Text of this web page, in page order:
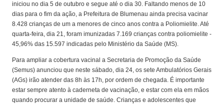
iniciou no dia 5 de outubro e segue até o dia 30. Faltando menos de 10
dias para o fim da ação, a Prefeitura de Blumenau ainda precisa vacinar
8.428 crianças de um a menores de cinco anos contra a Poliomielite. Até
quarta-feira, dia 21, foram imunizadas 7.169 crianças contra poliomielite -
45,96% das 15.597 indicadas pelo Ministério da Saúde (MS).
Para ampliar a cobertura vacinal a Secretaria de Promoção da Saúde
(Semus) anunciou que neste sábado, dia 24, os sete Ambulatórios Gerais
(AGs) irão atender das 8h às 17h, por ordem de chegada. É importante
estar sempre atento à caderneta de vacinação, e estar com ela em mãos
quando procurar a unidade de saúde. Crianças e adolescentes que